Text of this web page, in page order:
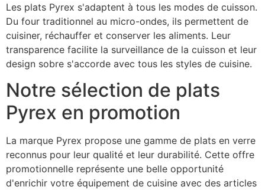
Les plats Pyrex s'adaptent à tous les modes de cuisson.
Du four traditionnel au micro-ondes, ils permettent de
cuisiner, réchauffer et conserver les aliments. Leur
transparence facilite la surveillance de la cuisson et leur
design sobre s'accorde avec tous les styles de cuisine.
Notre sélection de plats
Pyrex en promotion
La marque Pyrex propose une gamme de plats en verre
reconnus pour leur qualité et leur durabilité. Cette offre
promotionnelle représente une belle opportunité
d'enrichir votre équipement de cuisine avec des articles